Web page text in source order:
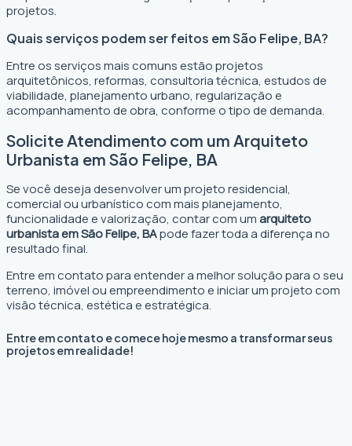
projetos.
Quais serviços podem ser feitos em São Felipe, BA?
Entre os serviços mais comuns estão projetos
arquitetônicos, reformas, consultoria técnica, estudos de
viabilidade, planejamento urbano, regularização e
acompanhamento de obra, conforme o tipo de demanda.
Solicite Atendimento com um Arquiteto
Urbanista em São Felipe, BA
Se você deseja desenvolver um projeto residencial,
comercial ou urbanístico com mais planejamento,
funcionalidade e valorização, contar com umarquiteto
urbanista em São Felipe, BApode fazer toda a diferença no
resultado final.
Entre em contato para entender a melhor solução para o seu
terreno, imóvel ou empreendimento e iniciar um projeto com
visão técnica, estética e estratégica.
Entre em contato e comece hoje mesmo a transformar seus
projetos em realidade!